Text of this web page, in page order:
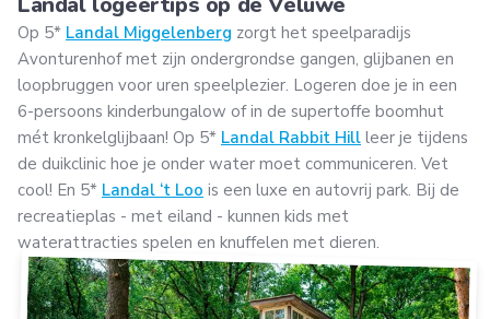
Op 5* Landal Miggelenberg zorgt het speelparadijs
Avonturenhof met zijn ondergrondse gangen, glijbanen en
loopbruggen voor uren speelplezier. Logeren doe je in een
6-persoons kinderbungalow of in de supertoffe boomhut
mét kronkelglijbaan! Op 5* Landal Rabbit Hill leer je tijdens
de duikclinic hoe je onder water moet communiceren. Vet
cool! En 5* Landal ‘t Loo is een luxe en autovrij park. Bij de
recreatieplas - met eiland - kunnen kids met
waterattracties spelen en knuffelen met dieren.